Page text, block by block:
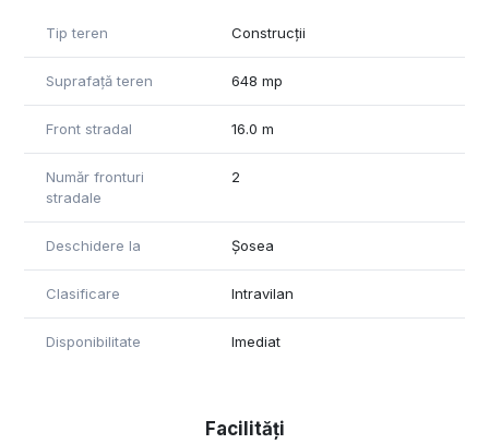
Tip teren Construcții
Suprafață teren 648 mp
Front stradal 16.0 m
Număr fronturi
stradale
2
Deschidere la Șosea
Clasificare Intravilan
Disponibilitate Imediat
Facilități